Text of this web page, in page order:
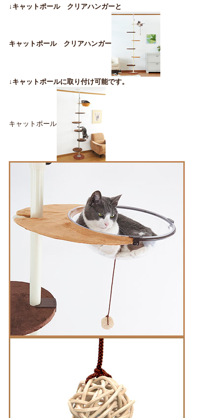
↓キャットポール クリアハンガーと
キャットポール クリアハンガー
↓キャットポールに取り付け可能です。
キャットポール